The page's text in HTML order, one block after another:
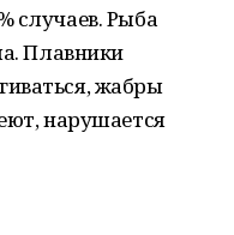
случаев. Рыба
Плавники
жабры
нарушается